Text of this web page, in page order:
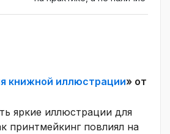
книжной иллюстрации» от
яркие иллюстрации для
принтмейкинг повлиял на